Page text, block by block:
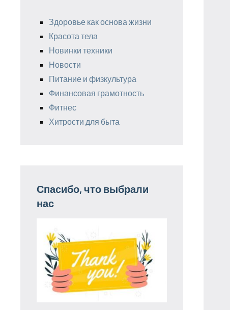
Здоровье как основа жизни
Красота тела
Новинки техники
Новости
Питание и физкультура
Финансовая грамотность
Фитнес
Хитрости для быта
Спасибо, что выбрали
нас